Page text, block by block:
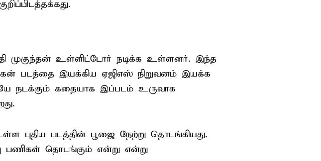
முகுந்தன் உள்ளிட்டோர் நடிக்க உள்ளனர். இந்த
படத்தை இயக்கிய ஏஜிஎஸ் நிறுவனம் இயக்க
நடக்கும் கதையாக இப்படம் உருவாக
புதிய படத்தின் பூஜை நேற்று தொடங்கியது.
பணிகள் தொடங்கும் என்று என்று